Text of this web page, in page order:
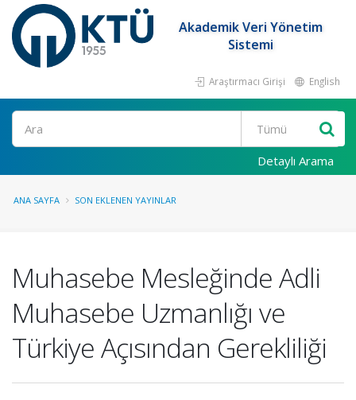
Akademik Veri Yönetim
Sistemi
Araştırmacı Girişi English
Ara
Detaylı Arama
ANA SAYFA SON EKLENEN YAYINLAR
Muhasebe Mesleğinde Adli
Muhasebe Uzmanlığı ve
Türkiye Açısından Gerekliliği